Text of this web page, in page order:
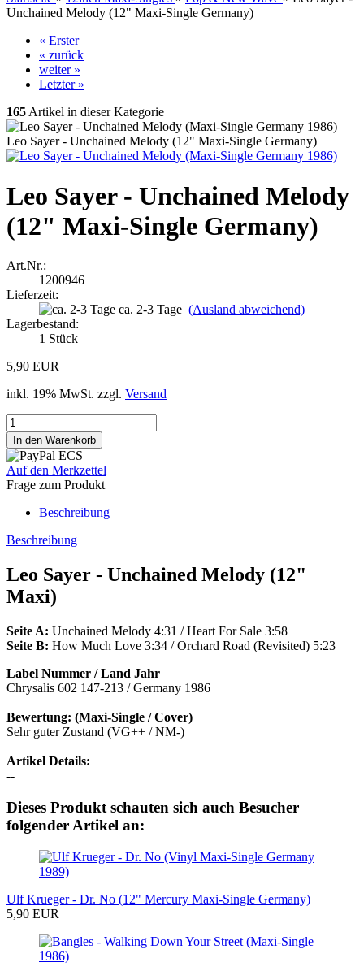
Unchained Melody (12" Maxi-Single Germany)
« Erster
« zurück
weiter »
Letzter »
165Artikel in dieser Kategorie
Leo Sayer - Unchained Melody (12" Maxi-Single Germany)
Leo Sayer - Unchained Melody
(12" Maxi-Single Germany)
Art.Nr.:
1200946
Lieferzeit:
ca. 2-3 Tage (Ausland abweichend)
Lagerbestand:
1 Stück
5,90 EUR
inkl. 19% MwSt. zzgl. Versand
Auf den Merkzettel
Frage zum Produkt
Beschreibung
Beschreibung
Leo Sayer - Unchained Melody (12"
Maxi)
Seite A: Unchained Melody 4:31 / Heart For Sale 3:58
Seite B: How Much Love 3:34 / Orchard Road (Revisited) 5:23
Label Nummer / Land Jahr
Chrysalis 602 147-213 / Germany 1986
Bewertung: (Maxi-Single / Cover)
Sehr guter Zustand (VG++ / NM-)
Artikel Details:
--
Dieses Produkt schauten sich auch Besucher
folgender Artikel an:
Ulf Krueger - Dr. No (12" Mercury Maxi-Single Germany)
5,90 EUR